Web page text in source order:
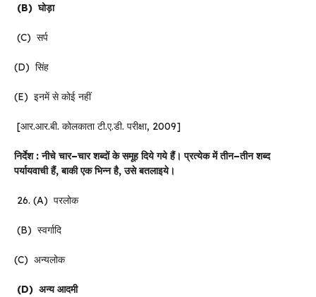
(B)घोड़ा
(C) सर्प
(D) सिंह
(E) इनमें से कोई नहीं
[आर.आर.बी. कोलकाता टी.ए.डी. परीक्षा, 2009]
निर्देश:नीचे चार–चार शब्दों के समूह दिये गये हैं। प्रत्येक में तीन–तीन शब्द
पर्यायवाची हैं,बाकी एक भिन्न है,उसे बतलाइये।
26. (A) परलोक
(B) स्वर्गादि
(C) अन्यलोक
(D) अन्य आदमी